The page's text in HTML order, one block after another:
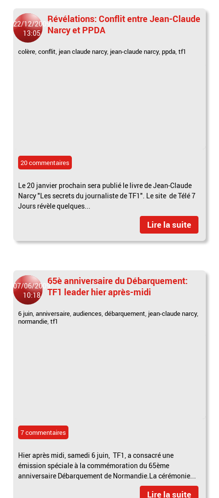
22/12/2009
13:05
Révélations: Conflit entre Jean-Claude
Narcy et PPDA
colère,conflit, jean claude narcy, jean-claude narcy, ppda,tf1
20 commentaires
Le 20 janvier prochain sera publié le livre de Jean-Claude
Narcy "Les secrets du journaliste de TF1". Le site de Télé 7
Jours révèle quelques...
Lire la suite
07/06/2009
10:18
65è anniversaire du Débarquement:
TF1 leader hier après-midi
6 juin,anniversaire,audiences,débarquement, jean-claude narcy,
normandie,tf1
7 commentaires
Hier après midi, samedi 6 juin, TF1, a consacré une
émission spéciale à la commémoration du 65ème
anniversaire Débarquement de Normandie.La cérémonie...
Lire la suite